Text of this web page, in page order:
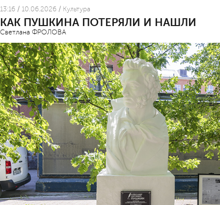
13:16 / 10.06.2026 / Культура
КАК ПУШКИНА ПОТЕРЯЛИ И НАШЛИ
Светлана ФРОЛОВА